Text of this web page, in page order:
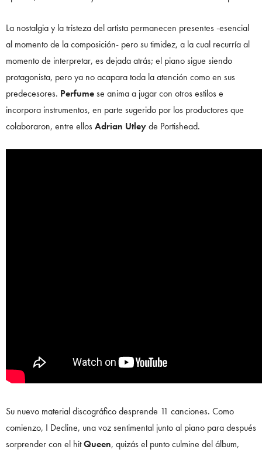
La nostalgia y la tristeza del artista permanecen presentes -esencial
al momento de la composición- pero su timidez, a la cual recurría al
momento de interpretar, es dejada atrás; el piano sigue siendo
protagonista, pero ya no acapara toda la atención como en sus
predecesores. Perfumese anima a jugar con otros estilos e
incorpora instrumentos, en parte sugerido por los productores que
colaboraron, entre ellosAdrian Utleyde Portishead.
Su nuevo material discográfico desprende 11 canciones. Como
comienzo, I Decline, una voz sentimental junto al piano para después
sorprender con el hitQueen, quizás el punto culmine del álbum,